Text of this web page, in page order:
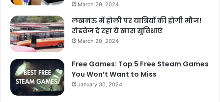
March 29, 2024
लखनऊ में होली पर यात्रियों की होगी मौज!
रोडवेज दे रहा ये खास सुविधाएं
March 20, 2024
Free Games: Top 5 Free Steam Games
You Won’t Want to Miss
January 30, 2024